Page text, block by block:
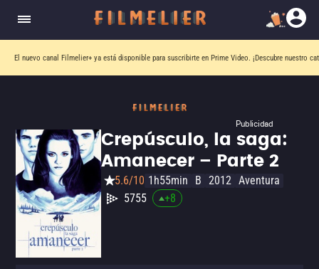
El nuevo canal Filmelier+ ya está disponible para suscribirte en Prime Video. ¡Descubre nuestro
Publicidad
Crepúsculo, la saga:
Amanecer – Parte 2
5.6/10 1h55min B 2012 Aventura
5755
+8